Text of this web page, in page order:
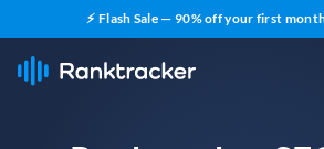
⚡ Flash Sale — 90% off your first